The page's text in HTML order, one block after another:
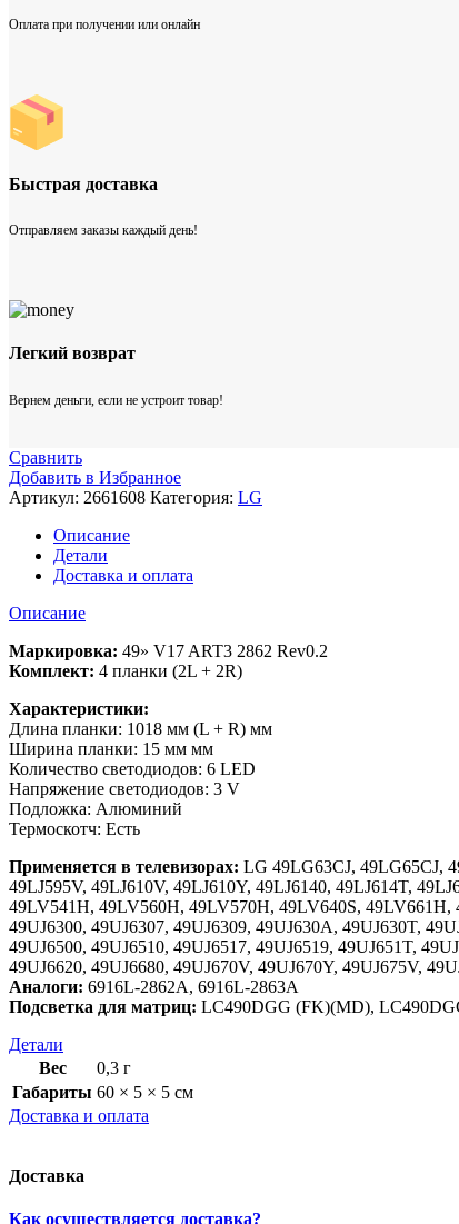
Оплата при получении или онлайн
Быстрая доставка
Отправляем заказы каждый день!
Легкий возврат
Вернем деньги, если не устроит товар!
Сравнить
Добавить в Избранное
Артикул: 2661608 Категория: LG
Описание
Детали
Доставка и оплата
Описание
Маркировка: 49» V17 ART3 2862 Rev0.2
Комплект: 4 планки (2L + 2R)
Характеристики:
Длина планки: 1018 мм (L + R) мм
Ширина планки: 15 мм мм
Количество светодиодов: 6 LED
Напряжение светодиодов: 3 V
Подложка: Алюминий
Термоскотч: Есть
Применяется в телевизорах: LG 49LG63CJ, 49LG65CJ,
49LJ595V, 49LJ610V, 49LJ610Y, 49LJ6140, 49LJ614T,
49LV541H, 49LV560H, 49LV570H, 49LV640S, 49LV661H,
49UJ6300, 49UJ6307, 49UJ6309, 49UJ630A, 49UJ630T,
49UJ6500, 49UJ6510, 49UJ6517, 49UJ6519, 49UJ651T,
49UJ6620, 49UJ6680, 49UJ670V, 49UJ670Y, 49UJ675V,
Аналоги: 6916L-2862A, 6916L-2863A
Подсветка для матриц: LC490DGG (FK)(MD),
Детали
Вес
0,3 г
Габариты 60 × 5 × 5 см
Доставка и оплата
Доставка
Как осуществляется доставка?